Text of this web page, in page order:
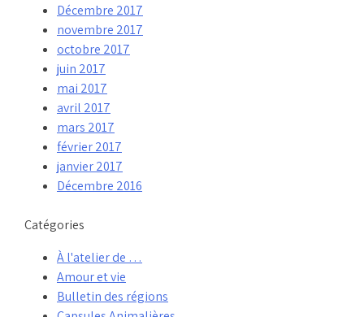
Décembre 2017
novembre 2017
octobre 2017
juin 2017
mai 2017
avril 2017
mars 2017
février 2017
janvier 2017
Décembre 2016
Catégories
À l'atelier de …
Amour et vie
Bulletin des régions